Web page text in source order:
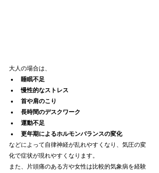
大人の場合は、
睡眠不足
慢性的なストレス
首や肩のこり
長時間のデスクワーク
運動不足
更年期によるホルモンバランスの変化
などによって自律神経が乱れやすくなり、気圧の変
化で症状が現れやすくなります。
また、片頭痛のある方や女性は比較的気象病を経験